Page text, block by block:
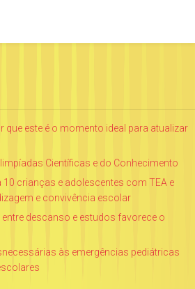
que este é o momento ideal para atualizar
Científicas e do Conhecimento
10 crianças e adolescentes com TEA e
e convivência escolar
descanso e estudos favorece o
às emergências pediátricas